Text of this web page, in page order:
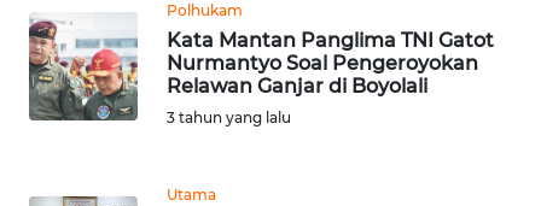
Polhukam
Kata Mantan Panglima TNI Gatot
Nurmantyo Soal Pengeroyokan
Relawan Ganjar di Boyolali
3 tahun yang lalu
Utama
WN
LANGKAT
WN